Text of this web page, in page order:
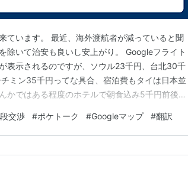
ています。 最近、海外渡航者が減っていると聞
除いて治安も良いし安上がり。 Googleフライト
表示されるのですが、ソウル23千円、台北30千
ミン35千円ってな具合、宿泊費もタイは日本並
かではある程度のホテルで朝食込み5千円前後で
空港や土産物やではカタコトの英語でもなんと
な場所にい…
交渉 #ポケトーク #Googleマップ #翻訳